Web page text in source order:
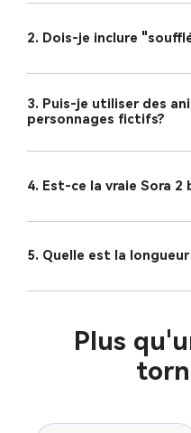
2. Dois-je inclure
3. Puis-je utiliser des
personnages fictifs?
4. Est-ce la vraie Sora 2
5. Quelle est la
Plus